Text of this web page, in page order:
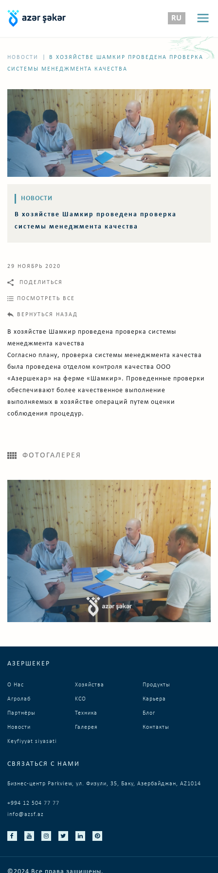
RU
НОВОСТИ
В ХОЗЯЙСТВЕ ШАМКИР ПРОВЕДЕНА ПРОВЕРКА
СИСТЕМЫ МЕНЕДЖМЕНТА КАЧЕСТВА
НОВОСТИ
В хозяйстве Шамкир проведена проверка
системы менеджмента качества
29 НОЯБРЬ 2020
ПОДЕЛИТЬСЯ
ПОСМОТРЕТЬ ВСЕ
ВЕРНУТЬСЯ НАЗАД
В хозяйстве Шамкир проведена проверка системы
менеджмента качества
Согласно плану, проверка системы менеджмента качества
была проведена отделом контроля качества ООО
«Азершекар» на ферме «Шамкир». Проведенные проверки
обеспечивают более качественное выполнение
выполняемых в хозяйстве операций путем оценки
соблюдения процедур.
ФОТОГАЛЕРЕЯ
АЗЕРШЕКЕР
О Нас Хозяйства Продукты
Агролаб KCO Карьера
Партнёры Техника Блог
Новости Галерея Контакты
Keyfiyyət siyasəti
СВЯЗАТЬСЯ С НАМИ
Бизнес-центр Parkview, ул. Физули, 35, Баку, Азербайджан, AZ1014
+994 12 504 77 77
info@azsf.az